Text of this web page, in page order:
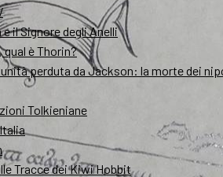
il Signore degli Anelli
è Thorin?
perduta da Jackson: la morte dei
Tolkieniane
Tracce dei Kiwi Hobbit